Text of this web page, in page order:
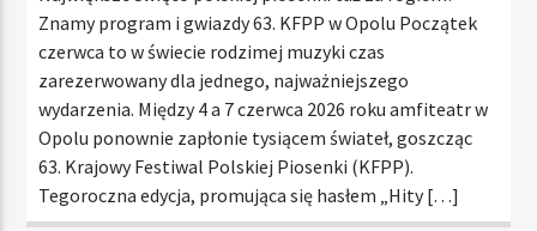
Znamy program i gwiazdy 63. KFPP w Opolu Początek
czerwca to w świecie rodzimej muzyki czas
zarezerwowany dla jednego, najważniejszego
wydarzenia. Między 4 a 7 czerwca 2026 roku amfiteatr w
Opolu ponownie zapłonie tysiącem świateł, goszcząc
63. Krajowy Festiwal Polskiej Piosenki (KFPP).
Tegoroczna edycja, promująca się hasłem „Hity […]